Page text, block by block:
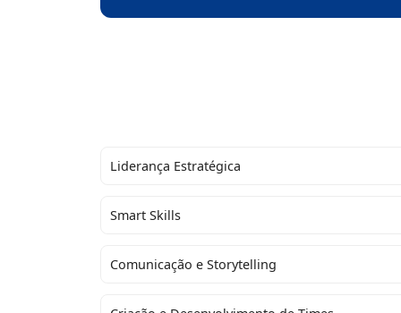
Liderança Estratégica
Smart Skills
Comunicação e Storytelling